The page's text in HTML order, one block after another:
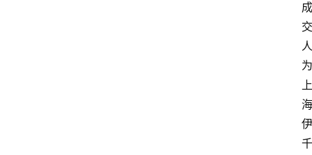
成
交
人
为
上
海
伊
千